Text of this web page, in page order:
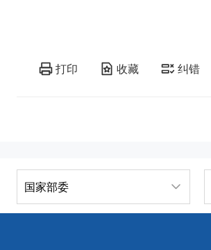
打印 收藏 纠错
国家部委